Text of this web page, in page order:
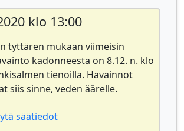
klo 13:00
tyttären mukaan viimeisin
kadonneesta on 8.12. n. klo
tienoilla. Havainnot
siis sinne, veden äärelle.
säätiedot